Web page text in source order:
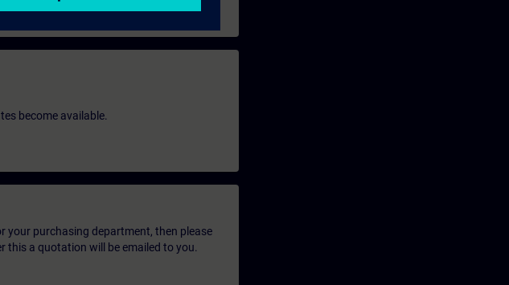
become available.
your purchasing department, then please
this a quotation will be emailed to you.